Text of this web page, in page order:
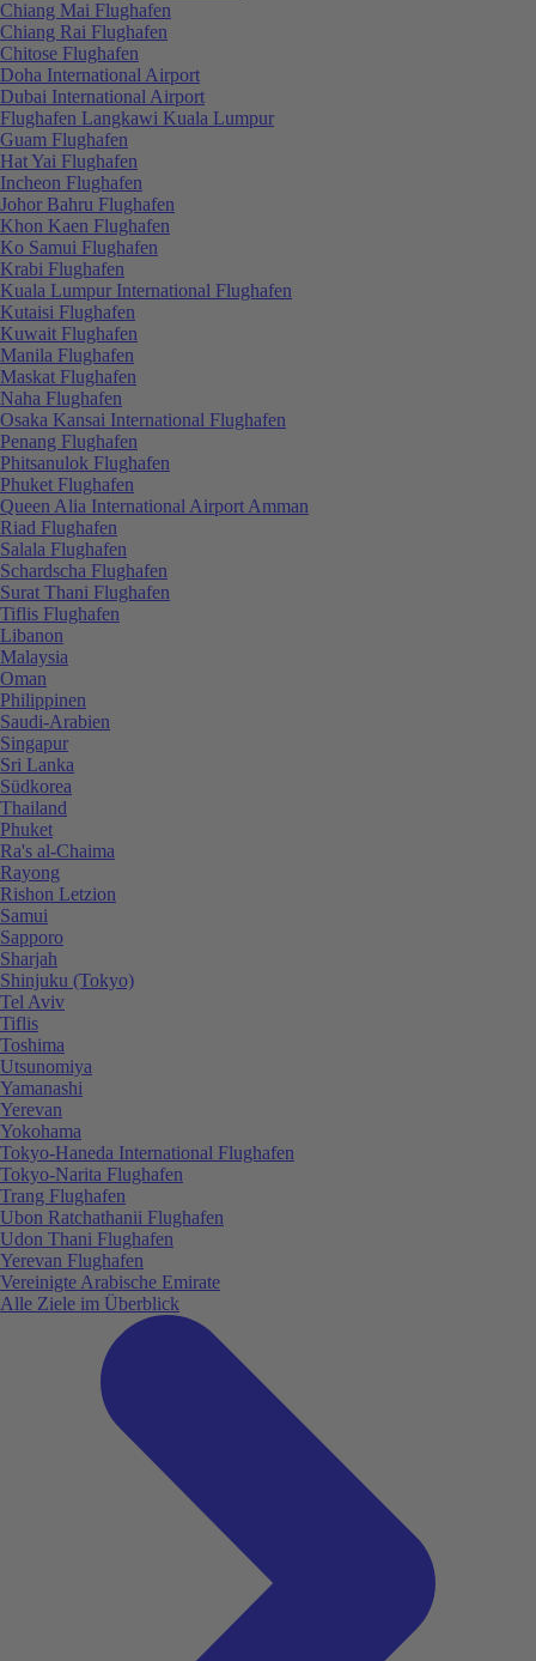
Chiang Mai Flughafen
Chiang Rai Flughafen
Chitose Flughafen
Doha International Airport
Dubai International Airport
Flughafen Langkawi Kuala Lumpur
Guam Flughafen
Hat Yai Flughafen
Incheon Flughafen
Johor Bahru Flughafen
Khon Kaen Flughafen
Ko Samui Flughafen
Krabi Flughafen
Kuala Lumpur International Flughafen
Kutaisi Flughafen
Kuwait Flughafen
Manila Flughafen
Maskat Flughafen
Naha Flughafen
Osaka Kansai International Flughafen
Penang Flughafen
Phitsanulok Flughafen
Phuket Flughafen
Queen Alia International Airport Amman
Riad Flughafen
Salala Flughafen
Schardscha Flughafen
Surat Thani Flughafen
Tiflis Flughafen
Libanon
Malaysia
Oman
Philippinen
Saudi-Arabien
Singapur
Sri Lanka
Südkorea
Thailand
Phuket
Ra's al-Chaima
Rayong
Rishon Letzion
Samui
Sapporo
Sharjah
Shinjuku (Tokyo)
Tel Aviv
Tiflis
Toshima
Utsunomiya
Yamanashi
Yerevan
Yokohama
Tokyo-Haneda International Flughafen
Tokyo-Narita Flughafen
Trang Flughafen
Ubon Ratchathanii Flughafen
Udon Thani Flughafen
Yerevan Flughafen
Vereinigte Arabische Emirate
Alle Ziele im Überblick